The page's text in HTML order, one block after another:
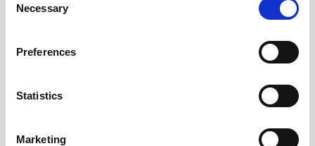
Selection
Necessary
Preferences
Statistics
Marketing
enklast när flera personer behöver samordna
Många kalendrar kommer redan i juni månad medan